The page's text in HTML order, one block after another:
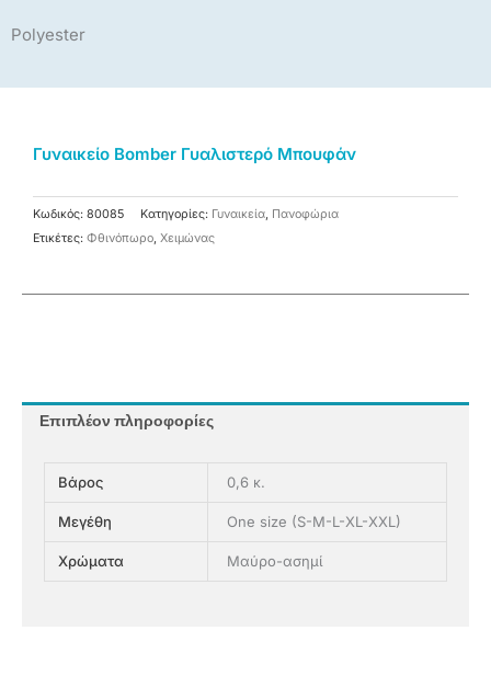
Polyester
Γυναικείο Bomber Γυαλιστερό Μπουφάν
Κωδικός: 80085 Κατηγορίες: Γυναικεία, Πανοφώρια
Ετικέτες: Φθινόπωρο, Χειμώνας
Επιπλέον πληροφορίες
Βάρος 0,6 κ.
Μεγέθη One size (S-M-L-XL-XXL)
Χρώματα Μαύρο-ασημί